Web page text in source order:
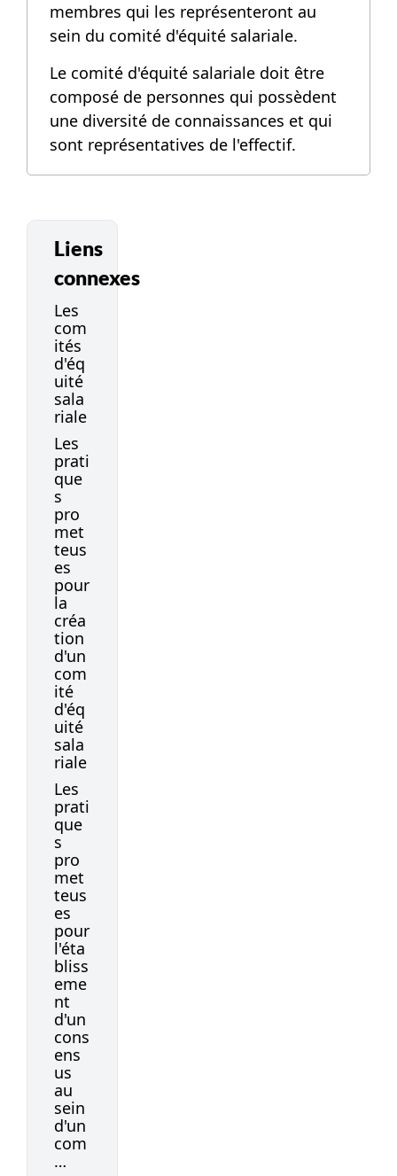
membres qui les représenteront au
sein du comité d'équité salariale.
Le comité d'équité salariale doit être
composé de personnes qui possèdent
une diversité de connaissances et qui
sont représentatives de l'effectif.
Liens
connexes
Les
com
ités
d'éq
uité
sala
riale
Les
prati
que
s
pro
met
teus
es
pour
la
créa
tion
d'un
com
ité
d'éq
uité
sala
riale
Les
prati
que
s
pro
met
teus
es
pour
l'éta
bliss
eme
nt
d'un
cons
ens
us
au
sein
d'un
com
…